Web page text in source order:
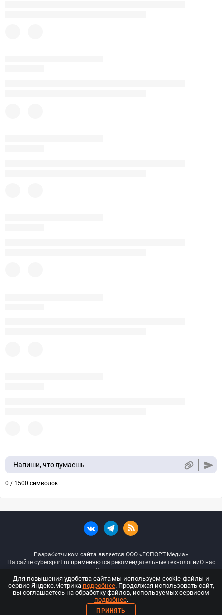
Напиши, что думаешь
0 / 1500 символов
Разработчиком сайта является ООО «ЕСПОРТ Медиа»
На сайте cybersport.ru применяются рекомендательные технологииО нас
Документы
© ООО «Киберспорт.ру» — Все права защищены
18+
Для повышения удобства сайта мы используем cookie-файлы и
сервис Яндекс.Метрика подробнее. Продолжая использовать сайт,
вы соглашаетесь на обработку файлов, используемых сервисом
подробнее.
ПРИНЯТЬ